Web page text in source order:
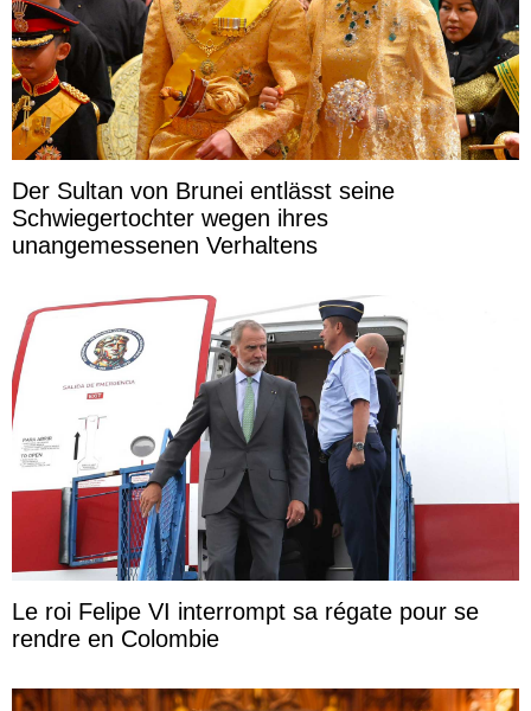
Der Sultan von Brunei entlässt seine
Schwiegertochter wegen ihres
unangemessenen Verhaltens
Le roi Felipe VI interrompt sa régate pour se
rendre en Colombie